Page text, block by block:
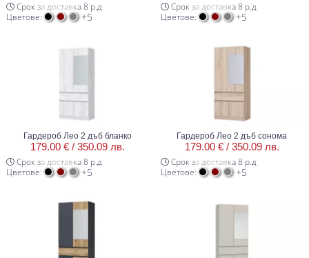
Срок за доставка 8 р.д
Цветове:
+5
Срок за доставка 8 р.д
Цветове:
+5
Гардероб Лео 2 дъб бланко
179.00 € / 350.09 лв.
Срок за доставка 8 р.д
Цветове:
+5
Гардероб Лео 2 дъб сонома
179.00 € / 350.09 лв.
Срок за доставка 8 р.д
Цветове:
+5